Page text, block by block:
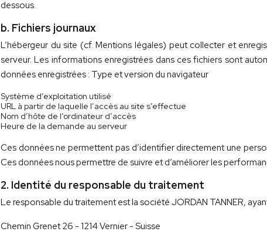
dessous.
b. Fichiers journaux
L’hébergeur du site (cf. Mentions légales) peut collecter et
serveur. Les informations enregistrées dans ces fichiers sont
données enregistrées : Type et version du navigateur
Système d’exploitation utilisé
URL à partir de laquelle l’accès au site s’effectue
Nom d’hôte de l’ordinateur d’accès
Heure de la demande au serveur
Ces données ne permettent pas d’identifier directement une
Ces données nous permettre de suivre et d’améliorer les
2. Identité du responsable du traitement
Le responsable du traitement est la société JORDAN TANNER,
Chemin Grenet 26 - 1214 Vernier - Suisse